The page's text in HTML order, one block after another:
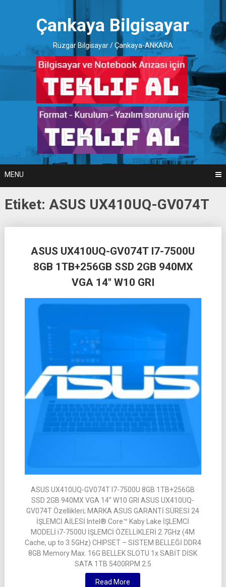
Çankaya Bilgisayar
Rüzgar Bilgisayar / Çankaya-ANKARA
MENU
Etiket: ASUS UX410UQ-GV074T
ASUS UX410UQ-GV074T I7-7500U
8GB 1TB+256GB SSD 2GB 940MX
VGA 14″ W10 GRI
ASUS UX410UQ-GV074T I7-7500U 8GB 1TB+256GB
SSD 2GB 940MX VGA 14″ W10 GRI ASUS UX410UQ-
GV074T Özellikleri; MARKA ASUS GARANTİ SÜRESİ 24
İŞLEMCİ AİLESİ Intel® Core™ Kaby Lake İŞLEMCİ
MODELİ i7-7500U İŞLEMCİ ÖZELLİKLERİ 2.7GHz (4M
Cache, up to 3.5GHz) CHIPSET – SİSTEM BELLEĞİ DDR4
8GB Memory Max. 16G BELLEK SLOTU 1x SABİT DİSK
SATA 1TB 5400RPM 2.5
Read More
navigation